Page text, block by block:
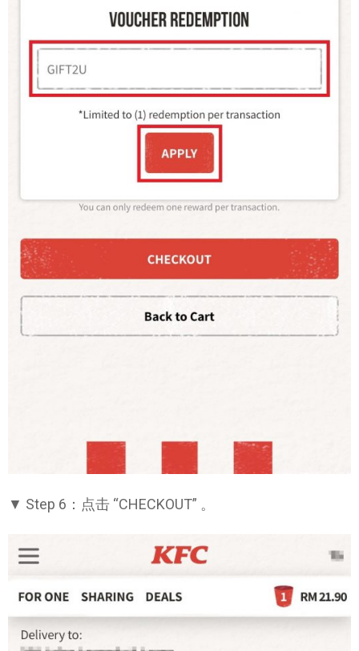
▼ Step 6：点击 “CHECKOUT” 。